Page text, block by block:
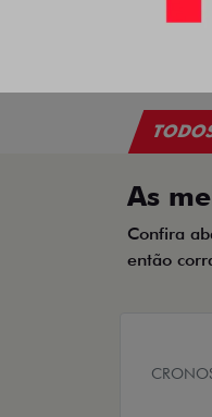
As
Confira
então